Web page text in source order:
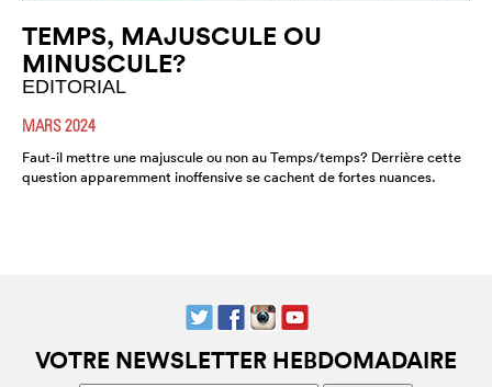
TEMPS, MAJUSCULE OU
MINUSCULE?
EDITORIAL
MARS 2024
Faut-il mettre une majuscule ou non au Temps/temps? Derrière cette
question apparemment inoffensive se cachent de fortes nuances.
VOTRE NEWSLETTER HEBDOMADAIRE